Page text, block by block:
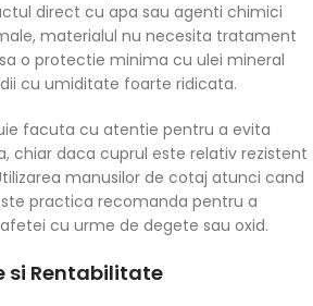
direct cu apa sau agenti chimici
materialul nu necesita tratament
o protectie minima cu ulei mineral
cu umiditate foarte ridicata.
facuta cu atentie pentru a evita
chiar daca cuprul este relativ rezistent
manusilor de cotaj atunci cand
practica recomanda pentru a
cu urme de degete sau oxid.
si Rentabilitate